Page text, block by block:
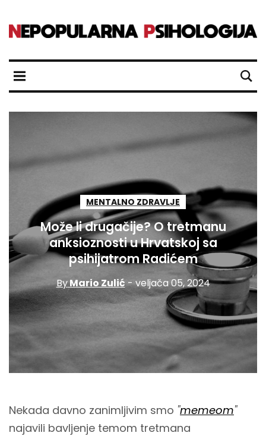
MENTALNO ZDRAVLJE
Može li drugačije? O tretmanu
anksioznosti u Hrvatskoj sa
psihijatrom Radićem
ByMario Zulić- veljača 05, 2024
Nekada davno zanimljivim smo "memeom"
najavili bavljenje temom tretmana